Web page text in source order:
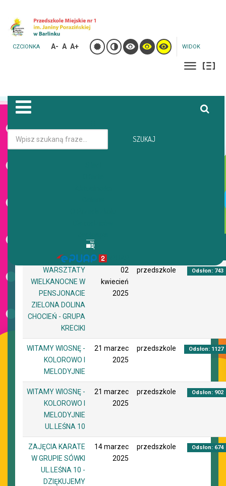
CZCIONKA A- A A+ WIDOK
SZUKAJ
BIP
Jesteś tutaj:Strona główna
Utworzono
WARSZTATY
WIELKANOCNE W
PENSJONACIE
ZIELONA DOLINA
CHOCIEŃ - GRUPA
KRECIKI
02
kwiecień
2025
przedszkole Odsłon: 743
WITAMY WIOSNĘ -
KOLOROWO I
MELODYJNIE
21 marzec
2025
przedszkole Odsłon: 1127
WITAMY WIOSNĘ -
KOLOROWO I
MELODYJNIE
UL.LEŚNA 10
21 marzec
2025
przedszkole Odsłon: 902
ZAJĘCIA KARATE
W GRUPIE SÓWKI
UL.LEŚNA 10 -
DZIĘKUJEMY
14 marzec
2025
przedszkole Odsłon: 674